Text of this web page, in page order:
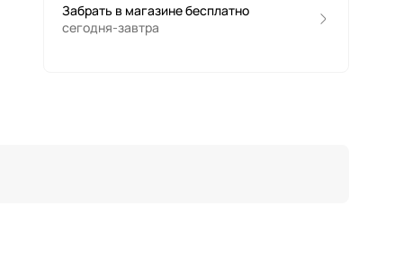
Забрать в магазине бесплатно
сегодня-завтра